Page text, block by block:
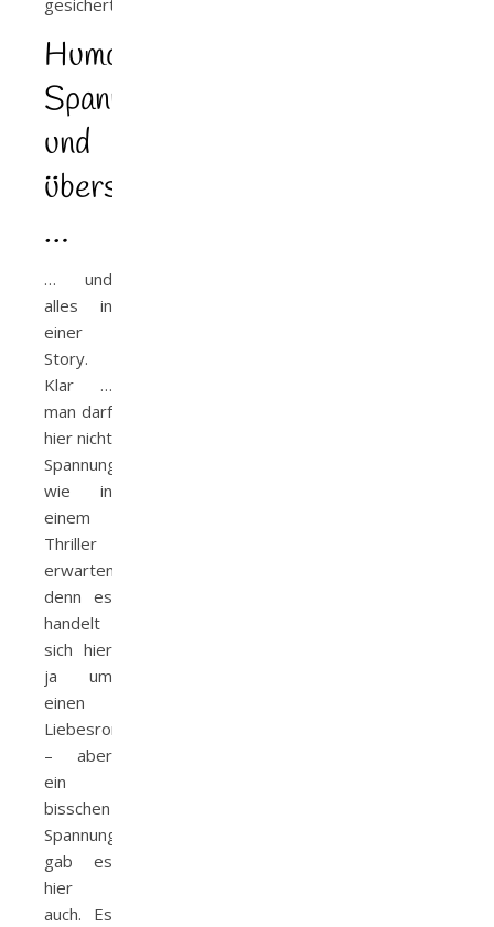
Humorvoll,
Spannend
und
übersinnlich
…
… und
alles in
einer
Story.
Klar …
man darf
hier nicht
Spannung
wie in
einem
Thriller
erwarten,
denn es
handelt
sich hier
ja um
einen
Liebesroman
– aber
ein
bisschen
Spannung
gab es
hier
auch. Es